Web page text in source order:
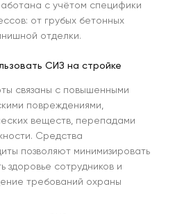
с учётом специфики
от грубых бетонных
отделки.
СИЗ на стройке
связаны с повышенными
повреждениями,
веществ, перепадами
Средства
позволяют минимизировать
здоровье сотрудников и
требований охраны